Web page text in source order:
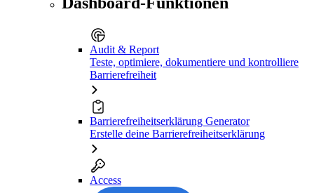
Audit & Report
Teste, optimiere, dokumentiere und kontrolliere
Barrierefreiheit
Barrierefreiheitserklärung Generator
Erstelle deine Barrierefreiheitserklärung
Access